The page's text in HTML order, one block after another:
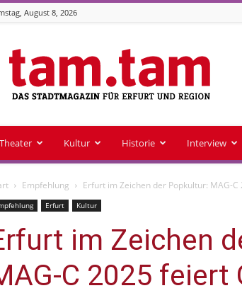
August 8, 2026
Stadtmagazin
tam.tam
Theater Kultur Historie Interview
Empfehlung Erfurt im Zeichen der Popkultur: MAG-
Erfurt Kultur
im Zeichen
C 2025 feiert